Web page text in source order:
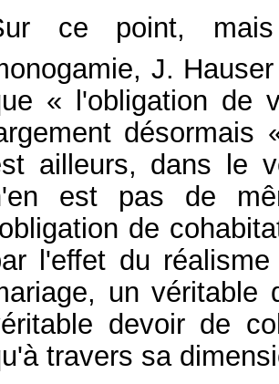
ce point,
J.
« l'obligation de
ailleurs, dans le
est pas de
de
l'effet du
un véritable
devoir de
travers sa